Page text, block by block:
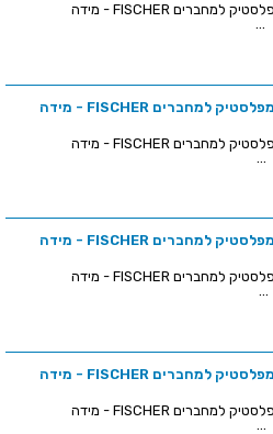
כיסוי הגנה מפלסטיק למחברים FISCHER - מידה
כיסוי הגנה מפלסטיק למחברים FISCHER - מידה
כיסוי הגנה מפלסטיק למחברים FISCHER - מידה
כיסוי הגנה מפלסטיק למחברים FISCHER - מידה
כיסוי הגנה מפלסטיק למחברים FISCHER - מידה
כיסוי הגנה מפלסטיק למחברים FISCHER - מידה
כיסוי הגנה מפלסטיק למחברים FISCHER - מידה